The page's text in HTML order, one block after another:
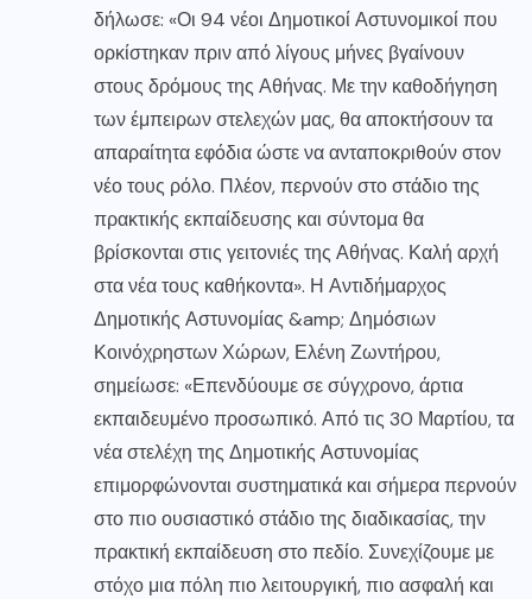
δήλωσε: «Οι 94 νέοι Δημοτικοί Αστυνομικοί που
ορκίστηκαν πριν από λίγους μήνες βγαίνουν
στους δρόμους της Αθήνας. Με την καθοδήγηση
των έμπειρων στελεχών μας, θα αποκτήσουν τα
απαραίτητα εφόδια ώστε να ανταποκριθούν στον
νέο τους ρόλο. Πλέον, περνούν στο στάδιο της
πρακτικής εκπαίδευσης και σύντομα θα
βρίσκονται στις γειτονιές της Αθήνας. Καλή αρχή
στα νέα τους καθήκοντα». Η Αντιδήμαρχος
Δημοτικής Αστυνομίας &amp; Δημόσιων
Κοινόχρηστων Χώρων, Ελένη Ζωντήρου,
σημείωσε: «Επενδύουμε σε σύγχρονο, άρτια
εκπαιδευμένο προσωπικό. Από τις 30 Μαρτίου, τα
νέα στελέχη της Δημοτικής Αστυνομίας
επιμορφώνονται συστηματικά και σήμερα περνούν
στο πιο ουσιαστικό στάδιο της διαδικασίας, την
πρακτική εκπαίδευση στο πεδίο. Συνεχίζουμε με
στόχο μια πόλη πιο λειτουργική, πιο ασφαλή και